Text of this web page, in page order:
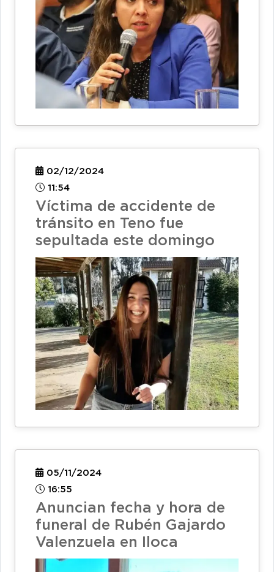
02/12/2024
11:54
Víctima de accidente de
tránsito en Teno fue
sepultada este domingo
05/11/2024
16:55
Anuncian fecha y hora de
funeral de Rubén Gajardo
Valenzuela en Iloca